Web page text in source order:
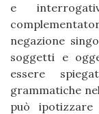
e
negazione
soggetti e
essere
grammatiche
può